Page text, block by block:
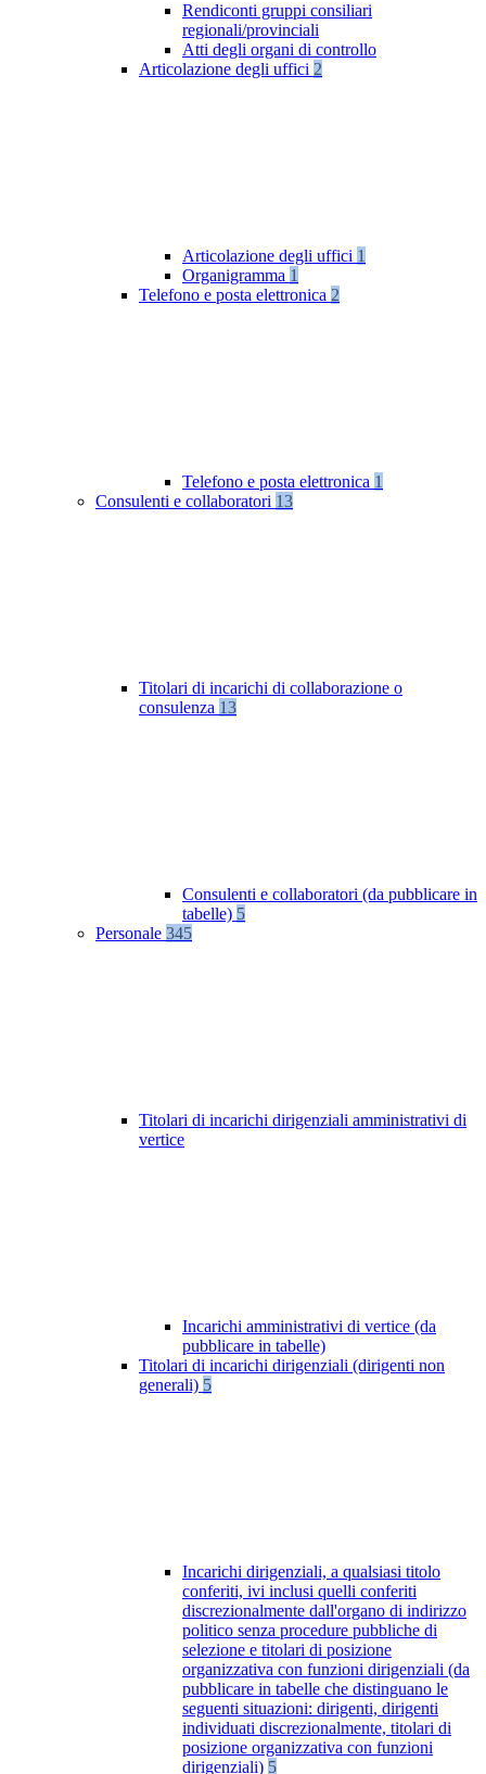
Rendiconti gruppi consiliari
regionali/provinciali
Atti degli organi di controllo
Articolazione degli uffici 2
Articolazione degli uffici 1
Organigramma 1
Telefono e posta elettronica 2
Telefono e posta elettronica 1
Consulenti e collaboratori 13
Titolari di incarichi di collaborazione o
consulenza 13
Consulenti e collaboratori (da pubblicare in
tabelle) 5
Personale 345
Titolari di incarichi dirigenziali amministrativi di
vertice
Incarichi amministrativi di vertice (da
pubblicare in tabelle)
Titolari di incarichi dirigenziali (dirigenti non
generali) 5
Incarichi dirigenziali, a qualsiasi titolo
conferiti, ivi inclusi quelli conferiti
discrezionalmente dall'organo di indirizzo
politico senza procedure pubbliche di
selezione e titolari di posizione
organizzativa con funzioni dirigenziali (da
pubblicare in tabelle che distinguano le
seguenti situazioni: dirigenti, dirigenti
individuati discrezionalmente, titolari di
posizione organizzativa con funzioni
dirigenziali) 5